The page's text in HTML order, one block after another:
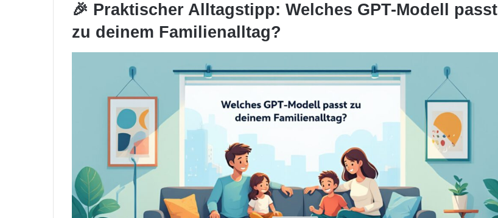
🎉 Praktischer Alltagstipp: Welches GPT-Modell passt
zu deinem Familienalltag?